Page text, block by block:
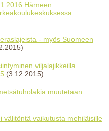
Hämeen
- myös Suomeen
viljalajikkeilla
(3.12.2015)
muutetaan
välitöntä vaikutusta mehiläisille